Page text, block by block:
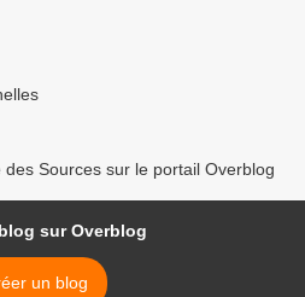
Sources sur le portail Overblog
sur Overblog
un blog